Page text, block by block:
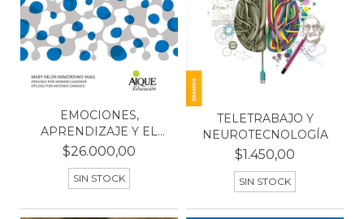
EMOCIONES,
APRENDIZAJE Y EL
CEREBRO
$26.000,00
SIN STOCK
TELETRABAJO Y
NEUROTECNOLOGÍA
$1.450,00
SIN STOCK